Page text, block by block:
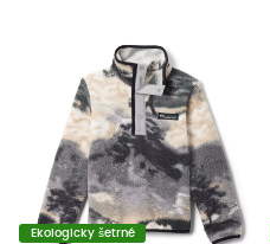
Ekologicky šetrné